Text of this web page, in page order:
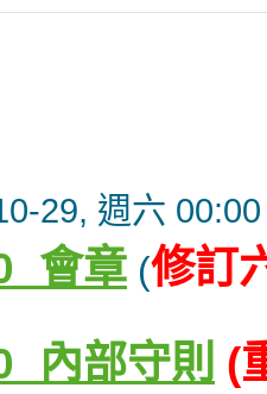
29, 週六 00:00
會章 (修訂
內部守則 (